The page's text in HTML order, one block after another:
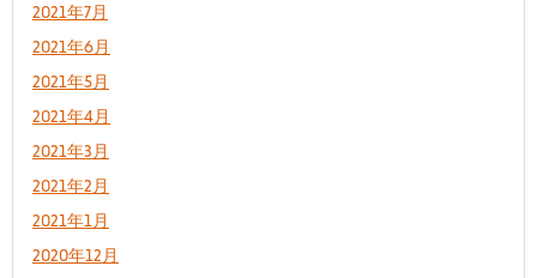
2021年7月
2021年6月
2021年5月
2021年4月
2021年3月
2021年2月
2021年1月
2020年12月